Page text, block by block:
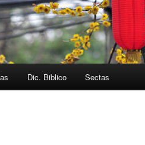
Dic. Biblico Sectas